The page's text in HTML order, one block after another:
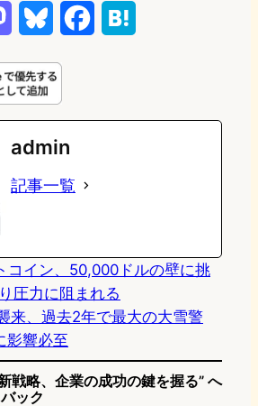
s
t
o
d
n
u
e
s
k
e
k
e
admin
記事一覧
コイン、50,000ドルの壁に挑
圧力に阻まれる
来、過去2年で最大の大雪警
影響必至
戦略、企業の成功の鍵を握る” へ
ック